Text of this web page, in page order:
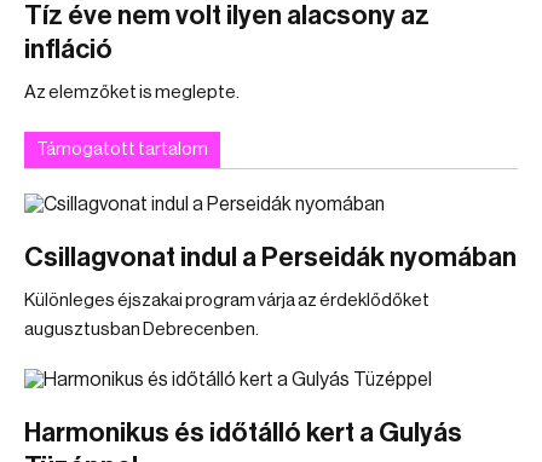
Tíz éve nem volt ilyen alacsony az
infláció
Az elemzőket is meglepte.
Támogatott tartalom
Csillagvonat indul a Perseidák nyomában
Különleges éjszakai program várja az érdeklődőket
augusztusban Debrecenben.
Harmonikus és időtálló kert a Gulyás